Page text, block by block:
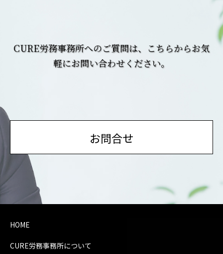
CURE労務事務所へのご質問は、こちらからお気
軽にお問い合わせください。
お問合せ
HOME
CURE労務事務所について